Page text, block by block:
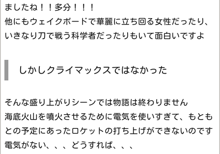
ましたね！！多分！！！
他にもウェイクボードで華麗に立ち回る女性だったり、
いきなり刀で戦う科学者だったりもいて面白いですよ
しかしクライマックスではなかった
そんな盛り上がりシーンでは物語は終わりません
海底火山を噴火させるために電気を使いすぎて、もとも
との予定にあったロケットの打ち上げができないのです
電気がない、、、どうすれば、、、